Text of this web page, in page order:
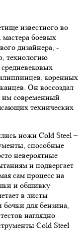
известного во
боевых
дизайнера, -
технологию
коренных
Он воссоздал
им современный
технических
ножи Cold Steel –
способные
невероятные
и подвергает
сам процесс на
и обшивку
в листы
для бензина,
наглядно
Cold Steel